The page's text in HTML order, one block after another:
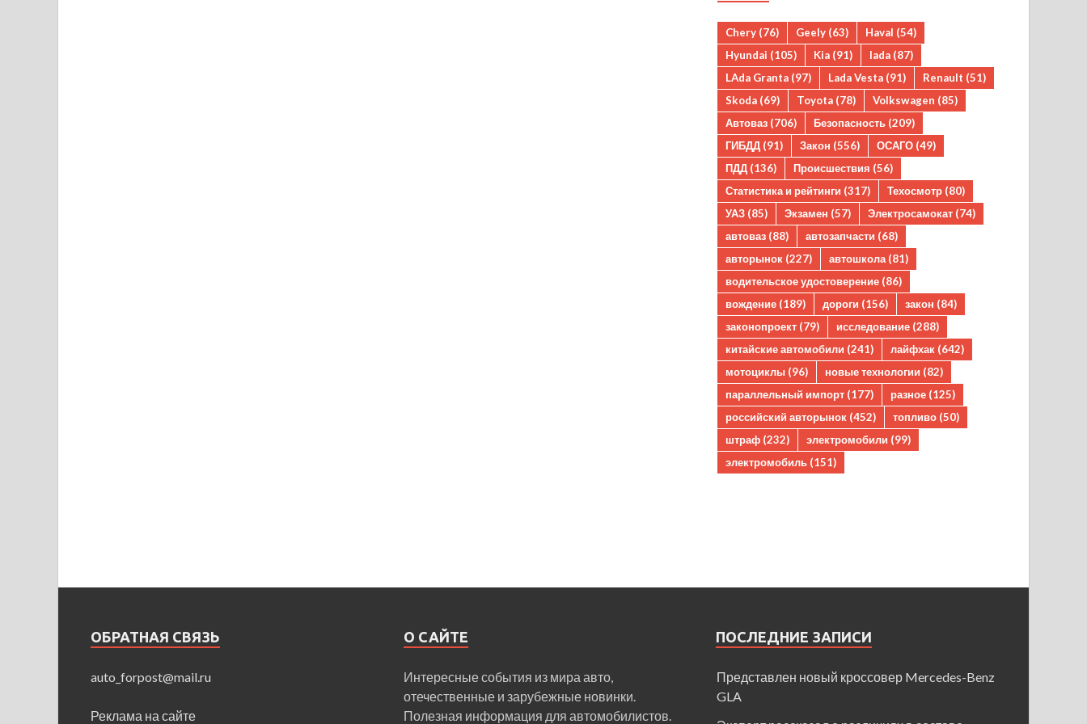
Chery (76) Geely (63) Haval (54)
Hyundai (105) Kia (91) lada (87)
LAda Granta (97) Lada Vesta (91) Renault (51)
Skoda (69) Toyota (78) Volkswagen (85)
Автоваз (706) Безопасность (209)
ГИБДД (91) Закон (556) ОСАГО (49)
ПДД (136) Происшествия (56)
Статистика и рейтинги (317) Техосмотр (80)
УАЗ (85) Экзамен (57) Электросамокат (74)
автоваз (88) автозапчасти (68)
авторынок (227) автошкола (81)
водительское удостоверение (86)
вождение (189) дороги (156) закон (84)
законопроект (79) исследование (288)
китайские автомобили (241) лайфхак (642)
мотоциклы (96) новые технологии (82)
параллельный импорт (177) разное (125)
российский авторынок (452) топливо (50)
штраф (232) электромобили (99)
электромобиль (151)
ОБРАТНАЯ СВЯЗЬ
auto_forpost@mail.ru
Реклама на сайте
О САЙТЕ
Интересные события из мира авто,
отечественные и зарубежные новинки.
Полезная информация для автомобилистов.
ПОСЛЕДНИЕ ЗАПИСИ
Представлен новый кроссовер Mercedes-Benz
GLA